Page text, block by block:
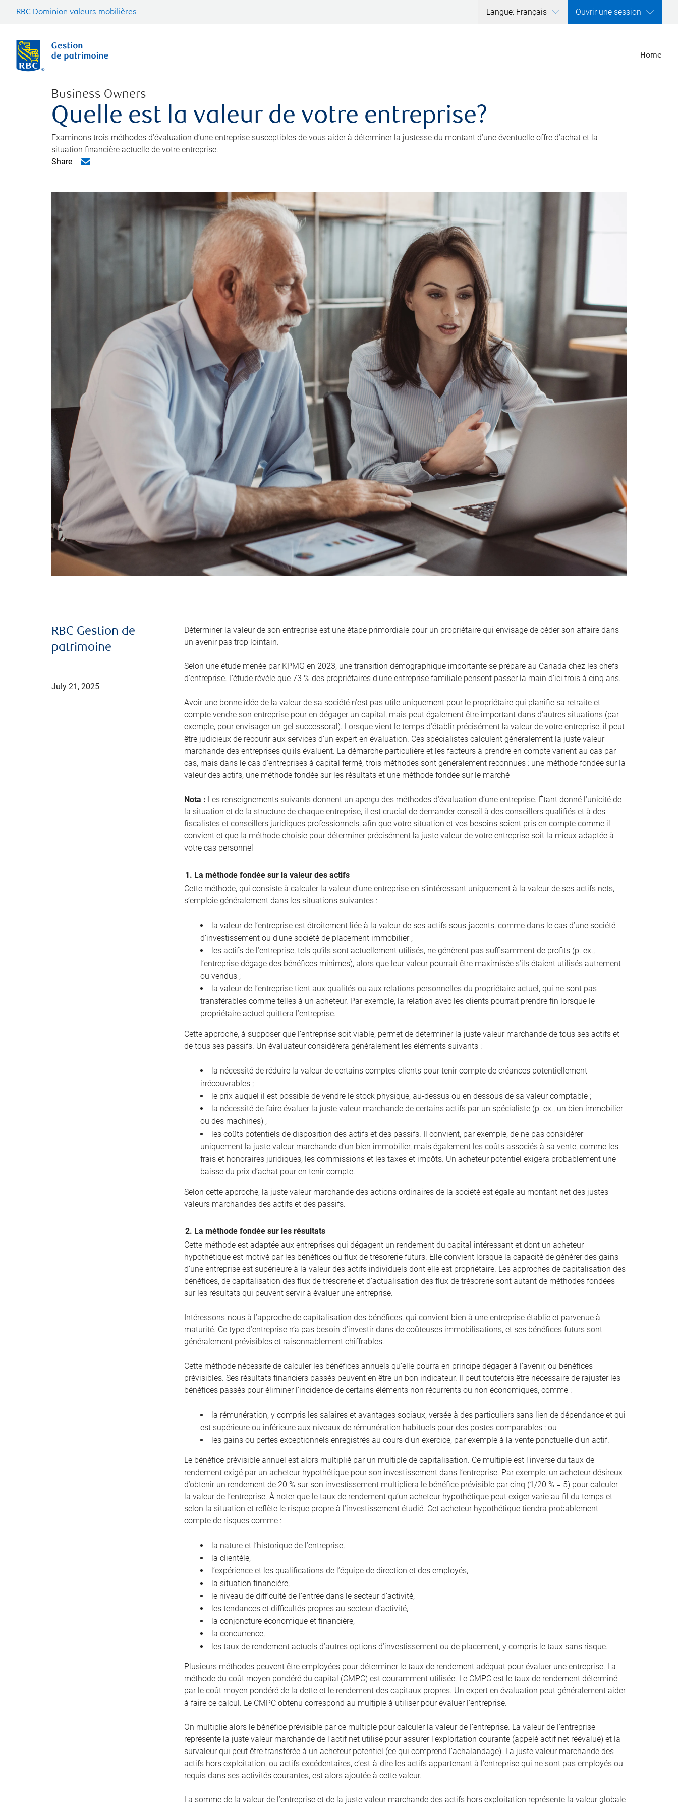
RBC Dominion valeurs mobilières Langue: Français Ouvrir une session
Home
Business Owners
Quelle est la valeur de votre entreprise?
Examinons trois méthodes d’évaluation d’une entreprise susceptibles de vous aider à déterminer la justesse du montant d’une éventuelle offre d’achat et la
situation financière actuelle de votre entreprise.
Share
RBC Gestion de
patrimoine
July 21, 2025
Déterminer la valeur de son entreprise est une étape primordiale pour un propriétaire qui envisage de céder son affaire dans
un avenir pas trop lointain.
Selon une étude menée par KPMG en 2023, une transition démographique importante se prépare au Canada chez les chefs
d’entreprise. L’étude révèle que 73 % des propriétaires d’une entreprise familiale pensent passer la main d’ici trois à cinq ans.
Avoir une bonne idée de la valeur de sa société n’est pas utile uniquement pour le propriétaire qui planifie sa retraite et
compte vendre son entreprise pour en dégager un capital, mais peut également être important dans d’autres situations (par
exemple, pour envisager un gel successoral). Lorsque vient le temps d’établir précisément la valeur de votre entreprise, il peut
être judicieux de recourir aux services d’un expert en évaluation. Ces spécialistes calculent généralement la juste valeur
marchande des entreprises qu’ils évaluent. La démarche particulière et les facteurs à prendre en compte varient au cas par
cas, mais dans le cas d’entreprises à capital fermé, trois méthodes sont généralement reconnues : une méthode fondée sur la
valeur des actifs, une méthode fondée sur les résultats et une méthode fondée sur le marché
Nota : Les renseignements suivants donnent un aperçu des méthodes d’évaluation d’une entreprise. Étant donné l’unicité de
la situation et de la structure de chaque entreprise, il est crucial de demander conseil à des conseillers qualifiés et à des
fiscalistes et conseillers juridiques professionnels, afin que votre situation et vos besoins soient pris en compte comme il
convient et que la méthode choisie pour déterminer précisément la juste valeur de votre entreprise soit la mieux adaptée à
votre cas personnel
1. La méthode fondée sur la valeur des actifs
Cette méthode, qui consiste à calculer la valeur d’une entreprise en s’intéressant uniquement à la valeur de ses actifs nets,
s’emploie généralement dans les situations suivantes :
la valeur de l’entreprise est étroitement liée à la valeur de ses actifs sous-jacents, comme dans le cas d’une société
d’investissement ou d’une société de placement immobilier ;
les actifs de l’entreprise, tels qu’ils sont actuellement utilisés, ne génèrent pas suffisamment de profits (p. ex.,
l’entreprise dégage des bénéfices minimes), alors que leur valeur pourrait être maximisée s’ils étaient utilisés autrement
ou vendus ;
la valeur de l’entreprise tient aux qualités ou aux relations personnelles du propriétaire actuel, qui ne sont pas
transférables comme telles à un acheteur. Par exemple, la relation avec les clients pourrait prendre fin lorsque le
propriétaire actuel quittera l’entreprise.
Cette approche, à supposer que l’entreprise soit viable, permet de déterminer la juste valeur marchande de tous ses actifs et
de tous ses passifs. Un évaluateur considérera généralement les éléments suivants :
la nécessité de réduire la valeur de certains comptes clients pour tenir compte de créances potentiellement
irrécouvrables ;
le prix auquel il est possible de vendre le stock physique, au-dessus ou en dessous de sa valeur comptable ;
la nécessité de faire évaluer la juste valeur marchande de certains actifs par un spécialiste (p. ex., un bien immobilier
ou des machines) ;
les coûts potentiels de disposition des actifs et des passifs. Il convient, par exemple, de ne pas considérer
uniquement la juste valeur marchande d’un bien immobilier, mais également les coûts associés à sa vente, comme les
frais et honoraires juridiques, les commissions et les taxes et impôts. Un acheteur potentiel exigera probablement une
baisse du prix d’achat pour en tenir compte.
Selon cette approche, la juste valeur marchande des actions ordinaires de la société est égale au montant net des justes
valeurs marchandes des actifs et des passifs.
2. La méthode fondée sur les résultats
Cette méthode est adaptée aux entreprises qui dégagent un rendement du capital intéressant et dont un acheteur
hypothétique est motivé par les bénéfices ou flux de trésorerie futurs. Elle convient lorsque la capacité de générer des gains
d’une entreprise est supérieure à la valeur des actifs individuels dont elle est propriétaire. Les approches de capitalisation des
bénéfices, de capitalisation des flux de trésorerie et d’actualisation des flux de trésorerie sont autant de méthodes fondées
sur les résultats qui peuvent servir à évaluer une entreprise.
Intéressons-nous à l’approche de capitalisation des bénéfices, qui convient bien à une entreprise établie et parvenue à
maturité. Ce type d’entreprise n’a pas besoin d’investir dans de coûteuses immobilisations, et ses bénéfices futurs sont
généralement prévisibles et raisonnablement chiffrables.
Cette méthode nécessite de calculer les bénéfices annuels qu’elle pourra en principe dégager à l’avenir, ou bénéfices
prévisibles. Ses résultats financiers passés peuvent en être un bon indicateur. Il peut toutefois être nécessaire de rajuster les
bénéfices passés pour éliminer l’incidence de certains éléments non récurrents ou non économiques, comme :
la rémunération, y compris les salaires et avantages sociaux, versée à des particuliers sans lien de dépendance et qui
est supérieure ou inférieure aux niveaux de rémunération habituels pour des postes comparables ; ou
les gains ou pertes exceptionnels enregistrés au cours d’un exercice, par exemple à la vente ponctuelle d’un actif.
Le bénéfice prévisible annuel est alors multiplié par un multiple de capitalisation. Ce multiple est l’inverse du taux de
rendement exigé par un acheteur hypothétique pour son investissement dans l’entreprise. Par exemple, un acheteur désireux
d’obtenir un rendement de 20 % sur son investissement multipliera le bénéfice prévisible par cinq (1/20 % = 5) pour calculer
la valeur de l’entreprise. À noter que le taux de rendement qu’un acheteur hypothétique peut exiger varie au fil du temps et
selon la situation et reflète le risque propre à l’investissement étudié. Cet acheteur hypothétique tiendra probablement
compte de risques comme :
la nature et l’historique de l’entreprise,
la clientèle,
l’expérience et les qualifications de l’équipe de direction et des employés,
la situation financière,
le niveau de difficulté de l’entrée dans le secteur d’activité,
les tendances et difficultés propres au secteur d’activité,
la conjoncture économique et financière,
la concurrence,
les taux de rendement actuels d’autres options d’investissement ou de placement, y compris le taux sans risque.
Plusieurs méthodes peuvent être employées pour déterminer le taux de rendement adéquat pour évaluer une entreprise. La
méthode du coût moyen pondéré du capital (CMPC) est couramment utilisée. Le CMPC est le taux de rendement déterminé
par le coût moyen pondéré de la dette et le rendement des capitaux propres. Un expert en évaluation peut généralement aider
à faire ce calcul. Le CMPC obtenu correspond au multiple à utiliser pour évaluer l’entreprise.
On multiplie alors le bénéfice prévisible par ce multiple pour calculer la valeur de l’entreprise. La valeur de l’entreprise
représente la juste valeur marchande de l’actif net utilisé pour assurer l’exploitation courante (appelé actif net réévalué) et la
survaleur qui peut être transférée à un acheteur potentiel (ce qui comprend l’achalandage). La juste valeur marchande des
actifs hors exploitation, ou actifs excédentaires, c’est-à-dire les actifs appartenant à l’entreprise qui ne sont pas employés ou
requis dans ses activités courantes, est alors ajoutée à cette valeur.
La somme de la valeur de l’entreprise et de la juste valeur marchande des actifs hors exploitation représente la valeur globale